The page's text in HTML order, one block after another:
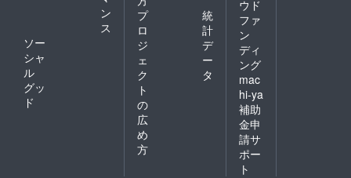
ン
ス
ソー
シャ
ル
グッ
ド
プ
ロ
ジ
ェ
ク
ト
の
広
め
方
統
計
デ
ー
タ
ウド
ファ
ン
ディ
ング
mac
hi-ya
補助
金申
請サ
ポー
ト